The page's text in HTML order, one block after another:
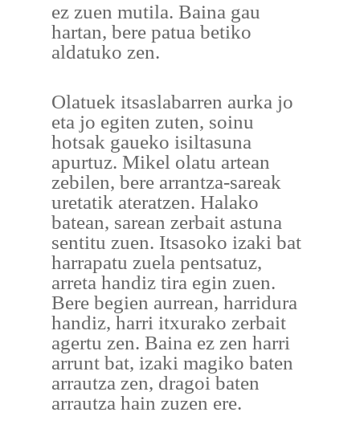
ez zuen mutila. Baina gau
hartan, bere patua betiko
aldatuko zen.
Olatuek itsaslabarren aurka jo
eta jo egiten zuten, soinu
hotsak gaueko isiltasuna
apurtuz. Mikel olatu artean
zebilen, bere arrantza-sareak
uretatik ateratzen. Halako
batean, sarean zerbait astuna
sentitu zuen. Itsasoko izaki bat
harrapatu zuela pentsatuz,
arreta handiz tira egin zuen.
Bere begien aurrean, harridura
handiz, harri itxurako zerbait
agertu zen. Baina ez zen harri
arrunt bat, izaki magiko baten
arrautza zen, dragoi baten
arrautza hain zuzen ere.